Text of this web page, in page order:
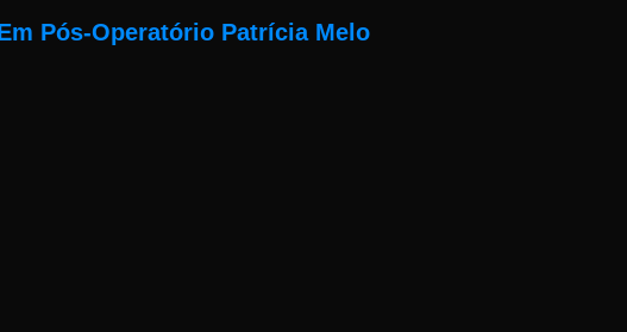
Pós-Operatório Patrícia Melo